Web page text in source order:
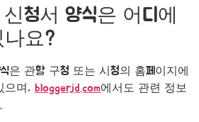
청서 양식은 어디에
요?
은 관할 구청 또는 시청의 홈페이지에
으며, bloggerjd.com에서도 관련 정보